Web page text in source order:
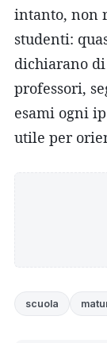
intanto, non
studenti:
dichiarano
professori,
esami ogni
utile per
scuola